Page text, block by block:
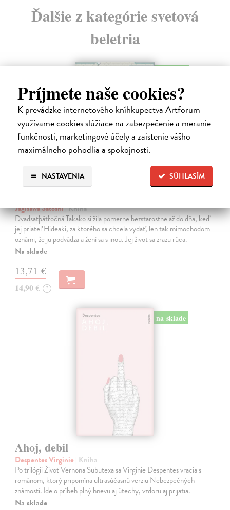
Príjmete naše cookies?
K prevádzke internetového kníhkupectva Artforum
využívame cookies slúžiace na zabezpečenie a meranie
funkčnosti, marketingové účely a zaistenie vášho
maximálneho pohodlia a spokojnosti.
SÚHLASÍM
NASTAVENIA
Ďalšie z kategórie svetová
beletria
novinka
Jagisawa Satoshi| Kniha
Dvadsaťpäťročná Takako si žila pomerne bezstarostne až do dňa, keď
jej priateľ Hideaki, za ktorého sa chcela vydať, len tak mimochodom
oznámi, že ju podvádza a žení sa s inou. Jej život sa zrazu rúca.
Na sklade
13,71 €
14,90 € ?
na sklade
Ahoj, debil
Despentes Virginie | Kniha
Po trilógii Život Vernona Subutexa sa Virginie Despentes vracia s
románom, ktorý pripomína ultrasúčasnú verziu Nebezpečných
známostí. Ide o príbeh plný hnevu aj útechy, vzdoru aj prijatia.
Na sklade